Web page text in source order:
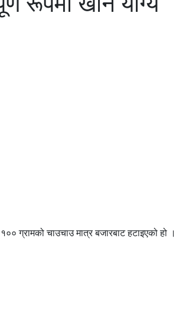
ग्रामको चाउचाउ मात्र बजारबाट हटाइएको हो ।